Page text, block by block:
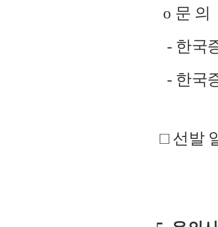
o 문 의
- 한국
- 한국
□ 선발